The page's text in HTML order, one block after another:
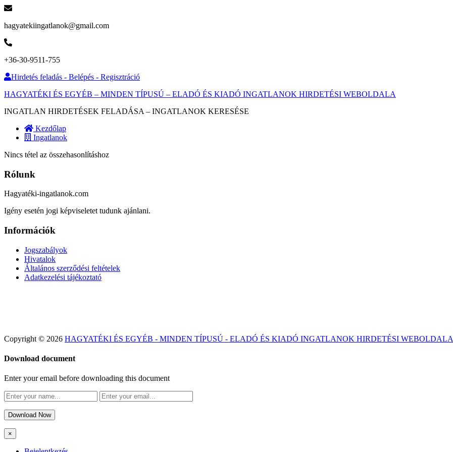
hagyatekiingatlanok@gmail.com
+36-30-9511-755
Hirdetés feladás - Belépés - Regisztráció
HAGYATÉKI ÉS EGYÉB – MINDEN TÍPUSÚ – ELADÓ ÉS KIADÓ INGATLANOK HIRDETÉSI WEBOLDALA
INGATLAN HIRDETÉSEK FELADÁSA – INGATLANOK KERESÉSE
Kezdőlap
Ingatlanok
Nincs tétel az összehasonlításhoz
Rólunk
Hagyatéki-ingatlanok.com
Igény esetén jogi képviseletet tudunk ajánlani.
Információk
Jogszabályok
Hivatalok
Általános szerződési feltételek
Adatkezelési tájékoztató
Copyright © 2026 HAGYATÉKI ÉS EGYÉB - MINDEN TÍPUSÚ - ELADÓ ÉS KIADÓ INGATLANOK HIRDETÉSI WEBOLDALA
Download document
Enter your email before downloading this document
Download Now
×